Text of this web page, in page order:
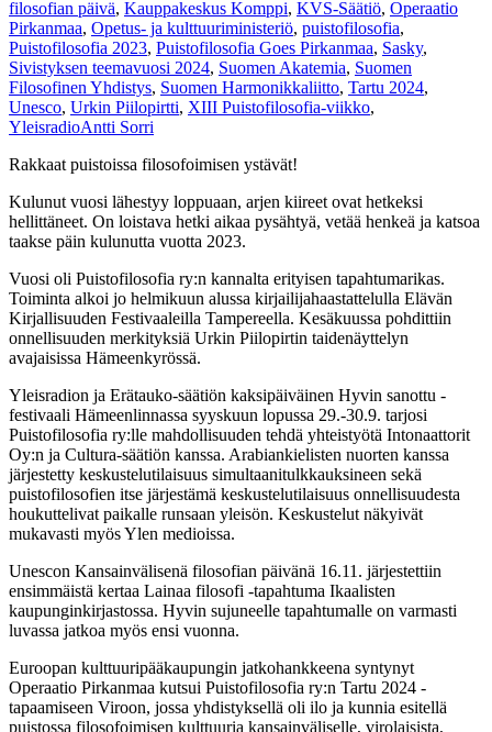
filosofian päivä, Kauppakeskus Komppi, KVS-Säätiö, Operaatio
Pirkanmaa, Opetus- ja kulttuuriministeriö, puistofilosofia,
Puistofilosofia 2023, Puistofilosofia Goes Pirkanmaa, Sasky,
Sivistyksen teemavuosi 2024, Suomen Akatemia, Suomen
Filosofinen Yhdistys, Suomen Harmonikkaliitto, Tartu 2024,
Unesco, Urkin Piilopirtti, XIII Puistofilosofia-viikko,
YleisradioAntti Sorri
Rakkaat puistoissa filosofoimisen ystävät!
Kulunut vuosi lähestyy loppuaan, arjen kiireet ovat hetkeksi
hellittäneet. On loistava hetki aikaa pysähtyä, vetää henkeä ja katsoa
taakse päin kulunutta vuotta 2023.
Vuosi oli Puistofilosofia ry:n kannalta erityisen tapahtumarikas.
Toiminta alkoi jo helmikuun alussa kirjailijahaastattelulla Elävän
Kirjallisuuden Festivaaleilla Tampereella. Kesäkuussa pohdittiin
onnellisuuden merkityksiä Urkin Piilopirtin taidenäyttelyn
avajaisissa Hämeenkyrössä.
Yleisradion ja Erätauko-säätiön kaksipäiväinen Hyvin sanottu -
festivaali Hämeenlinnassa syyskuun lopussa 29.-30.9. tarjosi
Puistofilosofia ry:lle mahdollisuuden tehdä yhteistyötä Intonaattorit
Oy:n ja Cultura-säätiön kanssa. Arabiankielisten nuorten kanssa
järjestetty keskustelutilaisuus simultaanitulkkauksineen sekä
puistofilosofien itse järjestämä keskustelutilaisuus onnellisuudesta
houkuttelivat paikalle runsaan yleisön. Keskustelut näkyivät
mukavasti myös Ylen medioissa.
Unescon Kansainvälisenä filosofian päivänä 16.11. järjestettiin
ensimmäistä kertaa Lainaa filosofi -tapahtuma Ikaalisten
kaupunginkirjastossa. Hyvin sujuneelle tapahtumalle on varmasti
luvassa jatkoa myös ensi vuonna.
Euroopan kulttuuripääkaupungin jatkohankkeena syntynyt
Operaatio Pirkanmaa kutsui Puistofilosofia ry:n Tartu 2024 -
tapaamiseen Viroon, jossa yhdistyksellä oli ilo ja kunnia esitellä
puistossa filosofoimisen kulttuuria kansainväliselle, virolaisista,